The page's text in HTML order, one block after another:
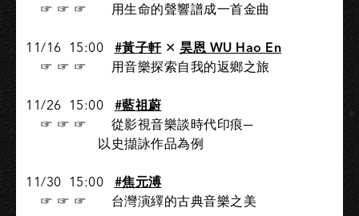
​ ​ ​ ​ ☞ ☞ ☞ ​ ​ 用生命的聲響譜成一首金曲
11/16 ​ 15:00 ​ ​ #黃子軒✕ 昊恩 WU Hao En
​ ​ ​ ​ ☞ ☞ ☞ ​ ​ 用音樂探索自我的返鄉之旅​
11/26 ​ 15:00 ​ ​ #藍祖蔚
​ ​ ​ ​ ☞ ☞ ☞ ​ ​ 從影視音樂談時代印痕─
​ ​ ​ ​ ​ ​ ​​以史擷詠作品為例​
11/30 ​ 15:00 ​ ​ #焦元溥
​ ​ ​ ​ ☞ ☞ ☞ ​ ​ 台灣演繹的古典音樂之美​